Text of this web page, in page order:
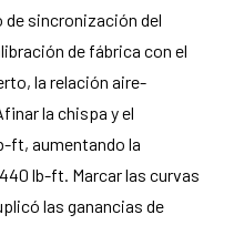
sincronización del
de fábrica con el
la relación aire-
la chispa y el
ft, aumentando la
lb-ft. Marcar las curvas
las ganancias de